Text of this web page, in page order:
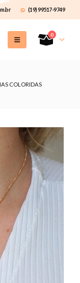
(19) 99517-9749
0
COLORIDAS